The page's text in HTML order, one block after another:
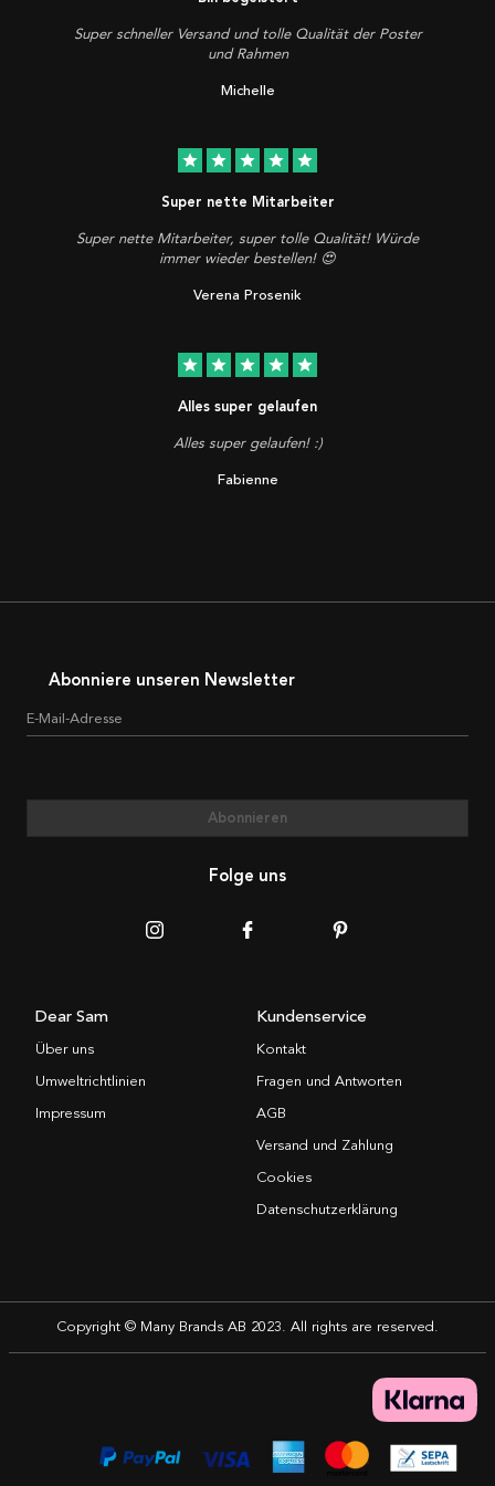
Super schneller Versand und tolle Qualität der Poster
und Rahmen
Michelle
star star star star star
Super nette Mitarbeiter
Super nette Mitarbeiter, super tolle Qualität! Würde
immer wieder bestellen! 😍
Verena Prosenik
star star star star star
Alles super gelaufen
Alles super gelaufen! :)
Fabienne
Abonniere unseren Newsletter
E-Mail-Adresse
Abonnieren
Folge uns
Dear Sam
Über uns
Umweltrichtlinien
Impressum
Kundenservice
Kontakt
Fragen und Antworten
AGB
Versand und Zahlung
Cookies
Datenschutzerklärung
Copyright © Many Brands AB 2023. All rights are reserved.